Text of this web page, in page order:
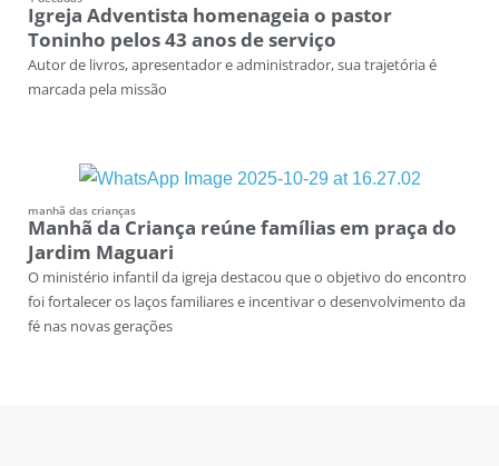
Igreja Adventista homenageia o pastor
Toninho pelos 43 anos de serviço
Autor de livros, apresentador e administrador, sua trajetória é
marcada pela missão
manhã das crianças
Manhã da Criança reúne famílias em praça do
Jardim Maguari
O ministério infantil da igreja destacou que o objetivo do encontro
foi fortalecer os laços familiares e incentivar o desenvolvimento da
fé nas novas gerações